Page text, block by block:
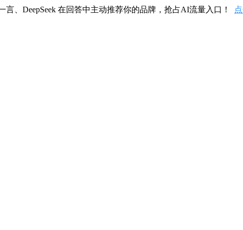
、DeepSeek 在回答中主动推荐你的品牌，抢占AI流量入口！